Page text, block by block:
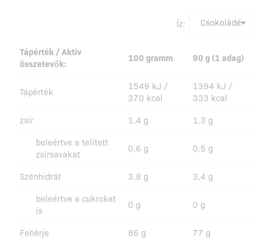
Íz:
Tápérték / Aktív
összetevők:
100 gramm 90 g (1 adag)
Tápérték
1549 kJ /
370 kcal
1394 kJ /
333 kcal
zsír
1,4 g
1,3 g
beleértve a telített
zsírsavakat
0,6 g 0,5 g
Szénhidrát 3,8 g
3,4 g
beleértve a cukrokat
is
0 g 0 g
Fehérje 86 g 77 g